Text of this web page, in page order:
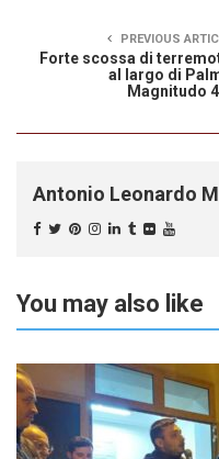
PREVIOUS
Forte scossa di
al largo di
Magnitudo
Antonio Leonardo
You may also like